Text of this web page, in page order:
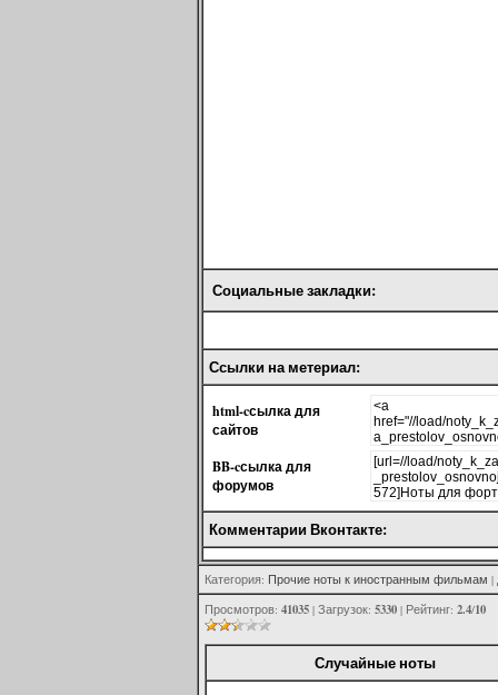
Социальные закладки:
Ссылки на метериал:
html-cсылка для
сайтов
BB-cсылка для
форумов
Комментарии Вконтакте:
Категория: Прочие ноты к иностранным фильмам |
Просмотров: 41035 | Загрузок: 5330 | Рейтинг: 2.4/10
Случайные ноты